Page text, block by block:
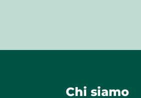
Chi siamo